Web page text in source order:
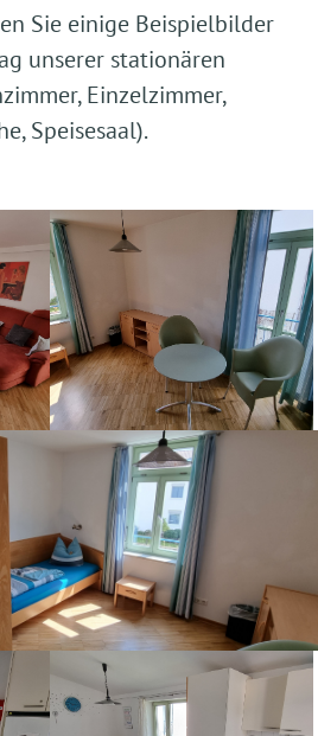
Sie einige Beispielbilder
unserer stationären
Einzelzimmer,
Speisesaal).